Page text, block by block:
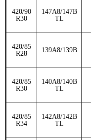
420/90
R30
147A8/147B
TL
420/85
R28
139A8/139B
420/85
R30
140A8/140B
TL
420/85
R34
142A8/142B
TL